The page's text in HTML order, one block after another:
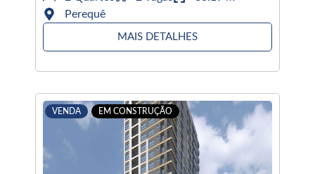
Perequê
MAIS DETALHES
VENDA EM CONSTRUÇÃO